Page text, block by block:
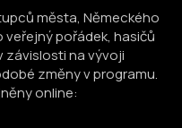
města, Německého
veřejný pořádek, hasičů
závislosti na vývoji
změny v programu.
online: